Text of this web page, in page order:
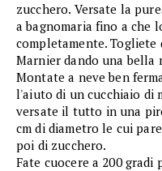
zucchero. Versate la
a bagnomaria fino a che
completamente. Togliete
Marnier dando una bella
Montate a neve ben
l'aiuto di un cucchiaio di
versate il tutto in una
cm di diametro le cui
poi di zucchero.
Fate cuocere a 200 gradi